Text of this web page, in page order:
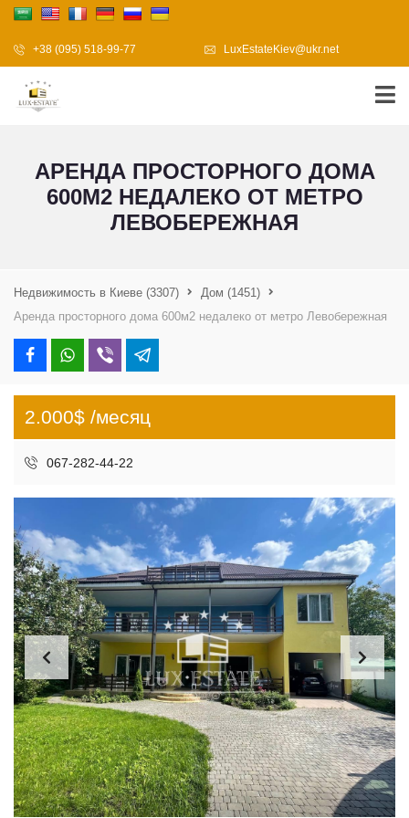
+38 (095) 518-99-77 LuxEstateKiev@ukr.net
АРЕНДА ПРОСТОРНОГО ДОМА
600М2 НЕДАЛЕКО ОТ МЕТРО
ЛЕВОБЕРЕЖНАЯ
Недвижимость в Киеве (3307) Дом (1451)
Аренда просторного дома 600м2 недалеко от метро Левобережная
2.000$ /месяц
067-282-44-22